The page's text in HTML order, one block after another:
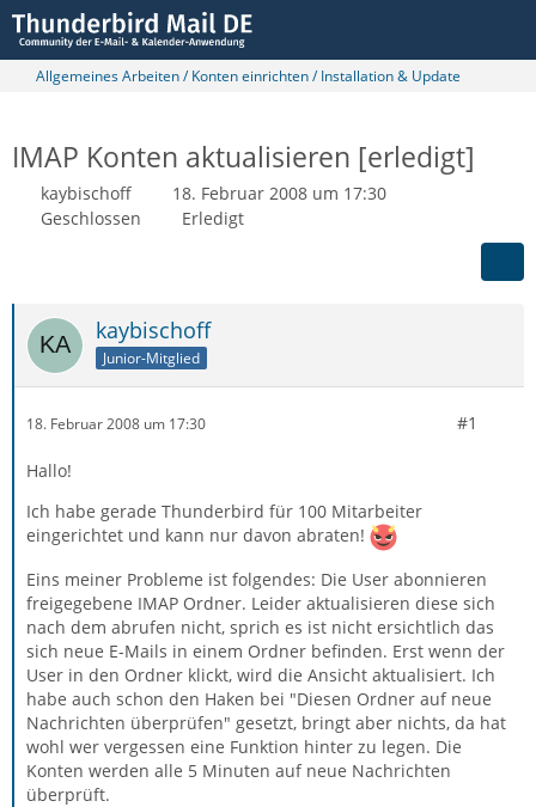
Allgemeines Arbeiten / Konten einrichten / Installation & Update
IMAP Konten aktualisieren [erledigt]
kaybischoff
18. Februar 2008 um 17:30
Geschlossen
Erledigt
kaybischoff
Junior-Mitglied
18. Februar 2008 um 17:30 #1
Hallo!
Ich habe gerade Thunderbird für 100 Mitarbeiter
eingerichtet und kann nur davon abraten!
Eins meiner Probleme ist folgendes: Die User abonnieren
freigegebene IMAP Ordner. Leider aktualisieren diese sich
nach dem abrufen nicht, sprich es ist nicht ersichtlich das
sich neue E-Mails in einem Ordner befinden. Erst wenn der
User in den Ordner klickt, wird die Ansicht aktualisiert. Ich
habe auch schon den Haken bei "Diesen Ordner auf neue
Nachrichten überprüfen" gesetzt, bringt aber nichts, da hat
wohl wer vergessen eine Funktion hinter zu legen. Die
Konten werden alle 5 Minuten auf neue Nachrichten
überprüft.